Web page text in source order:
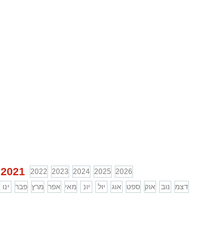
2021 2022 2023 2024 2025 2026
ינו
פבר מרץ אפר מאי יונ יול אוג ספט אוק נוב דצמ